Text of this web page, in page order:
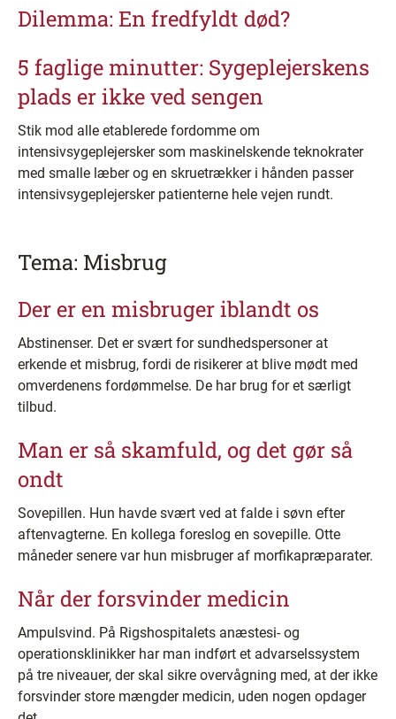
Dilemma: En fredfyldt død?
5 faglige minutter: Sygeplejerskens
plads er ikke ved sengen
Stik mod alle etablerede fordomme om
intensivsygeplejersker som maskinelskende teknokrater
med smalle læber og en skruetrækker i hånden passer
intensivsygeplejersker patienterne hele vejen rundt.
Tema: Misbrug
Der er en misbruger iblandt os
Abstinenser. Det er svært for sundhedspersoner at
erkende et misbrug, fordi de risikerer at blive mødt med
omverdenens fordømmelse. De har brug for et særligt
tilbud.
Man er så skamfuld, og det gør så
ondt
Sovepillen. Hun havde svært ved at falde i søvn efter
aftenvagterne. En kollega foreslog en sovepille. Otte
måneder senere var hun misbruger af morfikapræparater.
Når der forsvinder medicin
Ampulsvind. På Rigshospitalets anæstesi- og
operationsklinikker har man indført et advarselssystem
på tre niveauer, der skal sikre overvågning med, at der ikke
forsvinder store mængder medicin, uden nogen opdager